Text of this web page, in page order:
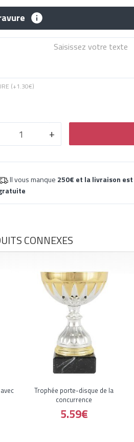
(+1.30€)
+
Il vous manque 250€ et la livraison est
CONNEXES
Trophée porte-disque de la
concurrence
5.59€